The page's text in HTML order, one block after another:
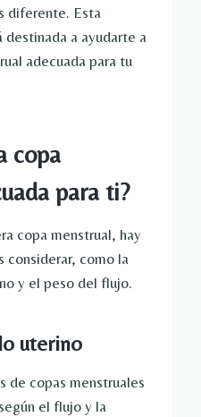
diferente. Esta
a ayudarte a
adecuada para tu
copa
para ti?
copa menstrual, hay
considerar, como la
y el peso del flujo.
uterino
de copas menstruales
el flujo y la